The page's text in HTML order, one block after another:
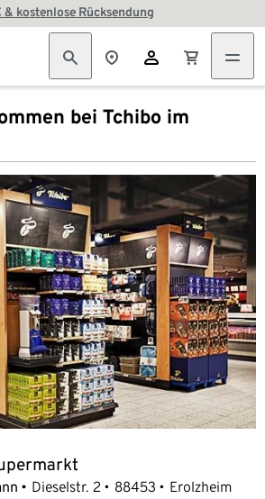
kostenlose Rücksendung
bei Tchibo im
Dieselstr. 2 88453 Erolzheim